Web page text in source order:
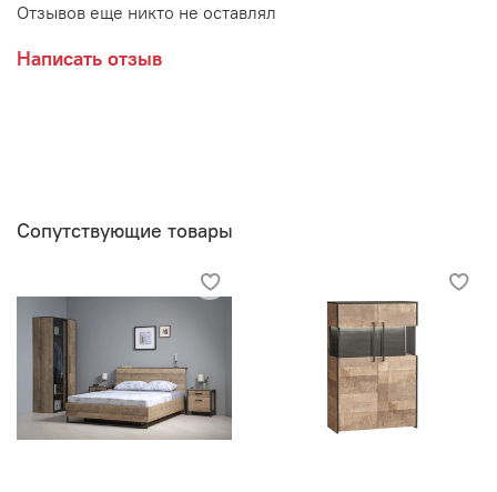
Отзывов еще никто не оставлял
Написать отзыв
Сопутствующие товары